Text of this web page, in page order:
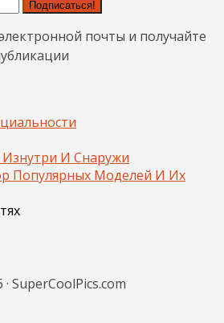
Подписаться!
почты и получайте
И Снаружи
Популярных Моделей И Их
SuperCoolPics.com